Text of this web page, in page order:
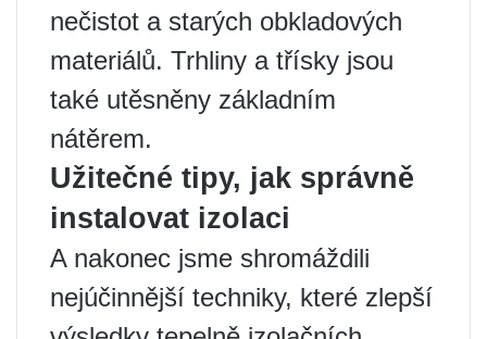
nečistot a starých obkladových
materiálů. Trhliny a třísky jsou
také utěsněny základním
nátěrem.
Užitečné tipy, jak správně
instalovat izolaci
A nakonec jsme shromáždili
nejúčinnější techniky, které zlepší